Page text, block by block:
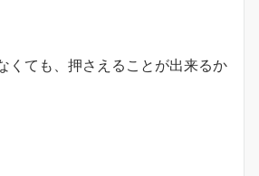
くても、押さえることが出来るか